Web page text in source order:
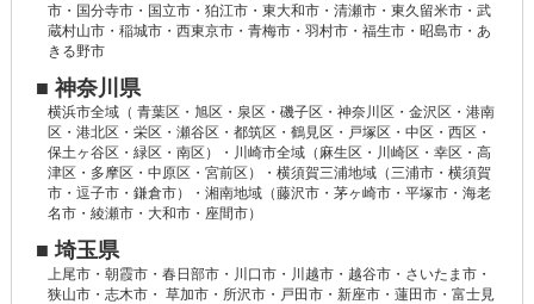
市・国分寺市・国立市・狛江市・東大和市・清瀬市・東久留米市・武
蔵村山市・稲城市・西東京市・青梅市・羽村市・福生市・昭島市・あ
きる野市
■ 神奈川県
横浜市全域（ 青葉区・旭区・泉区・磯子区・神奈川区・金沢区・港南
区・港北区・栄区・瀬谷区・都筑区・鶴見区・戸塚区・中区・西区・
保土ヶ谷区・緑区・南区）・川崎市全域（麻生区・川崎区・幸区・高
津区・多摩区・中原区・宮前区）・横須賀三浦地域（三浦市・横須賀
市・逗子市・鎌倉市）・湘南地域（藤沢市・茅ヶ崎市・平塚市・海老
名市・綾瀬市・大和市・座間市）
■ 埼玉県
上尾市・朝霞市・春日部市・川口市・川越市・越谷市・さいたま市・
狭山市・志木市・ 草加市・所沢市・戸田市・新座市・蓮田市・富士見